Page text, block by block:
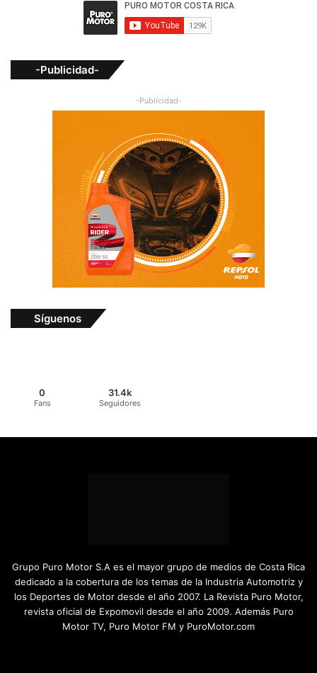
-Publicidad-
-Publicidad-
Síguenos
0
Fans
31.4k
Seguidores
Grupo Puro Motor S.A es el mayor grupo de medios de Costa Rica
dedicado a la cobertura de los temas de la Industria Automotriz y
los Deportes de Motor desde el año 2007. La Revista Puro Motor,
revista oficial de Expomovil desde el año 2009. Además Puro
Motor TV, Puro Motor FM y PuroMotor.com